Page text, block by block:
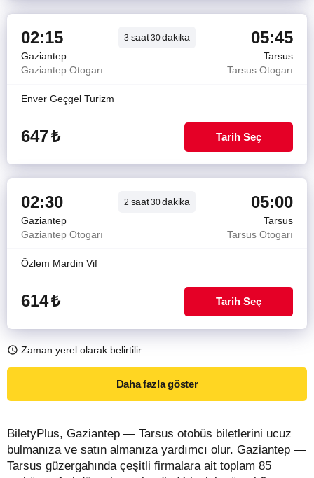
02:15 3 saat30dakika 05:45
Gaziantep
Tarsus
Gaziantep Otogarı
Tarsus Otogarı
Enver Geçgel Turizm
647₺ Tarih Seç
02:30 2 saat30dakika 05:00
Gaziantep
Tarsus
Gaziantep Otogarı
Tarsus Otogarı
Özlem Mardin Vif
614₺ Tarih Seç
Zaman yerel olarak belirtilir.
Daha fazla göster
BiletyPlus, Gaziantep — Tarsus otobüs biletlerini ucuz
bulmanıza ve satın almanıza yardımcı olur. Gaziantep —
Tarsus güzergahında çeşitli firmalara ait toplam 85